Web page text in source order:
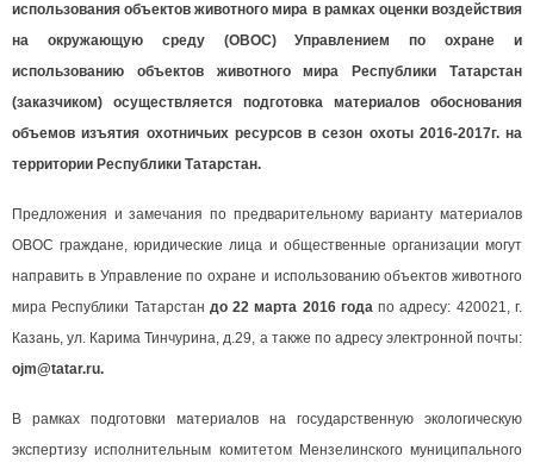
использования объектов животного мира в рамках оценки воздействия
на окружающую среду (ОВОС) Управлением по охране и
использованию объектов животного мира Республики Татарстан
(заказчиком) осуществляется подготовка материалов обоснования
объемов изъятия охотничьих ресурсов в сезон охоты 2016-2017г. на
территории Республики Татарстан.
Предложения и замечания по предварительному варианту материалов
ОВОС граждане, юридические лица и общественные организации могут
направить в Управление по охране и использованию объектов животного
мира Республики Татарстан до 22 марта 2016 годапо адресу: 420021, г.
Казань, ул. Карима Тинчурина, д.29, а также по адресу электронной почты:
ojm@tatar.ru.
В рамках подготовки материалов на государственную экологическую
экспертизу исполнительным комитетом Мензелинского муниципального